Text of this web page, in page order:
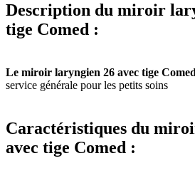
Description du miroir
tige Comed :
Le miroir laryngien 26 avec tige Comed
service générale pour les petits soins
Caractéristiques du
avec tige Comed :